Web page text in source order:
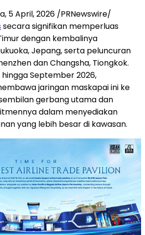
5 April, 2026 /PRNewswire/
secara signifikan memperluas
dengan kembalinya
Jepang, serta peluncuran
dan Changsha, Tiongkok.
September 2026,
jaringan maskapai ini ke
gerbang utama dan
dalam menyediakan
yang lebih besar di kawasan.